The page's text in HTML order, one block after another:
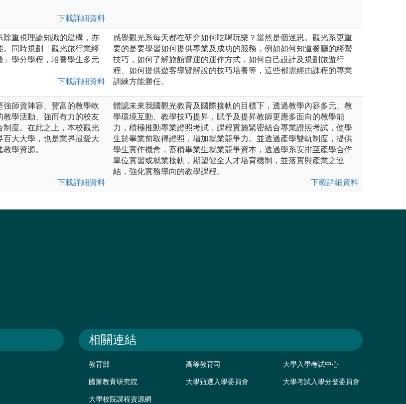
下載詳細資料
重視理論知識的建構，亦
同時規劃「觀光旅行業經
學分學程，培養學生多元
下載詳細資料
感覺觀光系每天都在研究如何吃喝玩樂？當然是個迷思。觀光系更重
要的是要學習如何提供專業及成功的服務，例如如何知道餐廳的經營
技巧，如何了解旅館營運的運作方式，如何自己設計及規劃旅遊行
程、如何提供遊客導覽解說的技巧培養等，這些都需經由課程的專業
訓練方能勝任。
師資陣容、豐富的教學軟
學活動、強而有力的校友
度。在此之上，本校觀光
大大學，也是業界最愛大
學資源。
下載詳細資料
體認未來我國觀光教育及國際接軌的目標下，透過教學內容多元、教
學環境互動、教學技巧提昇，賦予及提昇教師更應多面向的教學能
力，積極推動專業證照考試，課程實施緊密結合專業證照考試，使學
生於畢業前取得證照，增加就業競爭力。並透過產學雙軌制度，提供
學生實作機會，蓄積畢業生就業競爭資本，透過學系安排至產學合作
單位實習或就業接軌，期望健全人才培育機制，並落實與產業之連
結，強化實務導向的教學課程。
下載詳細資料
相關連結
教育部 高等教育司 大學入學考試中心
國家教育研究院 大學甄選入學委員會 大學考試入學分發委員會
大學校院課程資源網